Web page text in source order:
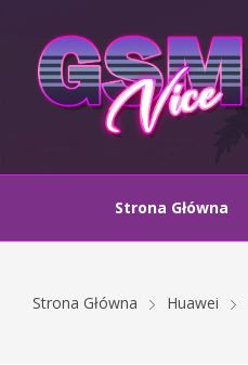
Strona Główna
Strona Główna Huawei